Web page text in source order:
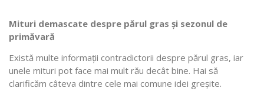
Mituri demascate despre părul gras și sezonul de
primăvară
Există multe informații contradictorii despre părul gras, iar
unele mituri pot face mai mult rău decât bine. Hai să
clarificăm câteva dintre cele mai comune idei greșite.